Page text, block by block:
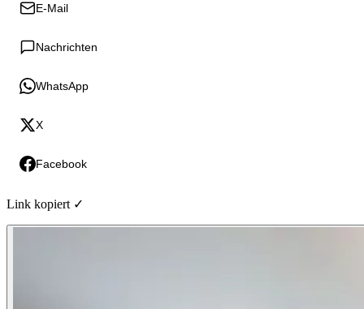
E-Mail
Nachrichten
WhatsApp
X
Facebook
Link kopiert ✓